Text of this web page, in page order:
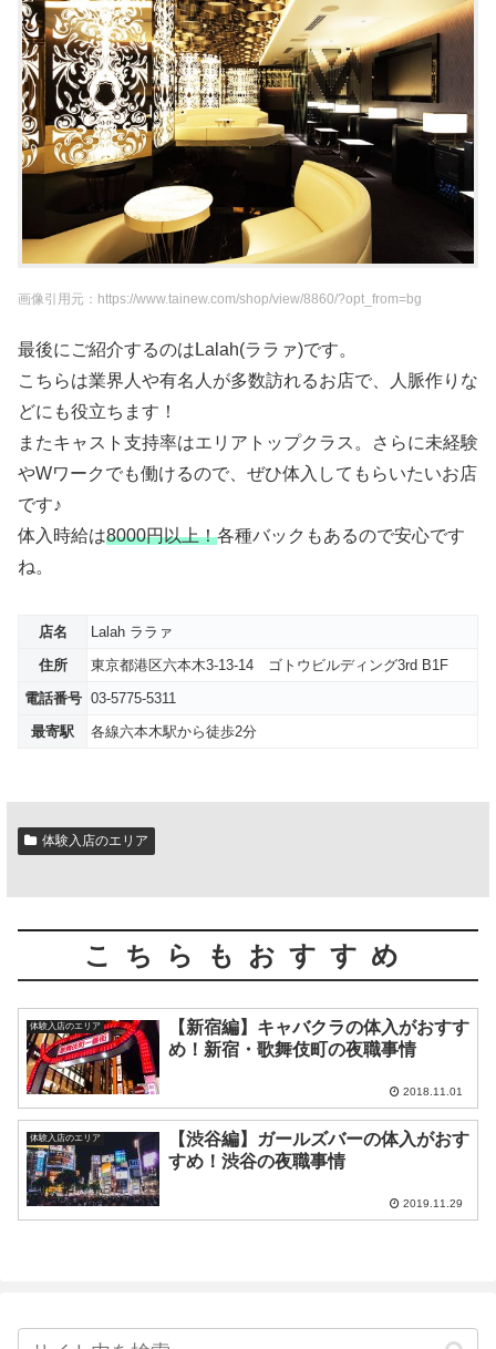
画像引用元：https://www.tainew.com/shop/view/8860/?opt_from=bg
最後にご紹介するのはLalah(ララァ)です。
こちらは業界人や有名人が多数訪れるお店で、人脈作りな
どにも役立ちます！
またキャスト支持率はエリアトップクラス。さらに未経験
やWワークでも働けるので、ぜひ体入してもらいたいお店
です♪
体入時給は8000円以上！各種バックもあるので安心です
ね。
店名
Lalah ララァ
住所
東京都港区六本木3-13-14 ゴトウビルディング3rd B1F
電話番号 03-5775-5311
最寄駅
各線六本木駅から徒歩2分
体験入店のエリア
こちらもおすすめ
体験入店のエリア
【新宿編】キャバクラの体入がおすす
め！新宿・歌舞伎町の夜職事情
2018.11.01
体験入店のエリア
【渋谷編】ガールズバーの体入がおす
すめ！渋谷の夜職事情
2019.11.29